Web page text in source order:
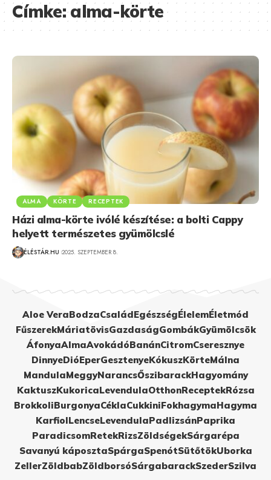
Címke:alma-körte
ALMA KÖRTE RECEPTEK
Házi alma-körte ivólé készítése: a bolti Cappy
helyett természetes gyümölcslé
ÉLÉSTÁR.HU 2025. SZEPTEMBER 8.
Aloe VeraBodzaCsaládEgészségÉlelemÉletmód
FűszerekMáriatövisGazdaságGombákGyümölcsök
ÁfonyaAlmaAvokádóBanánCitromCseresznye
DinnyeDióEperGesztenyeKókuszKörteMálna
MandulaMeggyNarancsŐszibarackHagyomány
KaktuszKukoricaLevendulaOtthonReceptekRózsa
BrokkoliBurgonyaCéklaCukkiniFokhagymaHagyma
KarfiolLencseLevendulaPadlizsánPaprika
ParadicsomRetekRizsZöldségekSárgarépa
Savanyú káposztaSpárgaSpenótSütőtökUborka
ZellerZöldbabZöldborsóSárgabarackSzederSzilva